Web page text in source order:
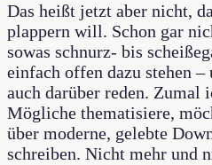
Das heißt jetzt aber nicht,
plappern will. Schon gar
sowas schnurz- bis
einfach offen dazu stehen –
auch darüber reden. Zumal
Mögliche thematisiere,
über moderne, gelebte
schreiben. Nicht mehr und